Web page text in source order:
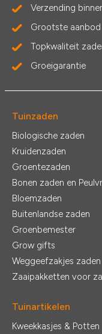
Verzending
Grootste
Topkwaliteit
Groeigarantie
Tuinzaden
Biologische zaden
Kruidenzaden
Groentezaden
Bonen zaden en
Bloemzaden
Buitenlandse zaden
Groenbemester
Grow gifts
Weggeefzakjes zaden
Zaaipakketten voor
Tuinartikelen
Kweekkasjes & Potten